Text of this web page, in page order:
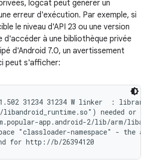
logcat peut générer un
erreur d'exécution. Par exemple, si
le niveau d'API 23 ou une version
à une bibliothèque privée
d'Android 7.0, un avertissement
peut s'afficher:
31234 31234 W linker  :
needed or
app.android-2/lib/arm/
"classloader-namespace" - the